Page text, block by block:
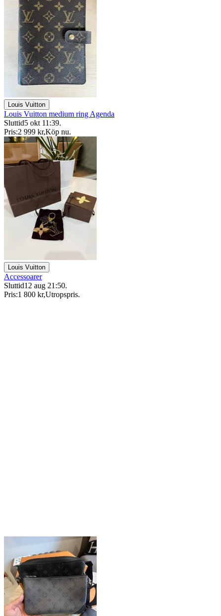
Louis Vuitton
Louis Vuitton medium ring Agenda
Sluttid5 okt 11:39.
Pris:2 999 kr,Köp nu.
Louis Vuitton
Accessoarer
Sluttid12 aug 21:50.
Pris:1 800 kr,Utropspris.